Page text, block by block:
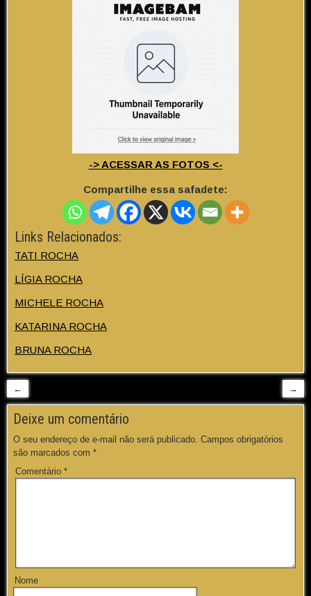
-> ACESSAR AS FOTOS <-
Compartilhe essa safadete:
Links Relacionados:
TATI ROCHA
LÍGIA ROCHA
MICHELE ROCHA
KATARINA ROCHA
BRUNA ROCHA
← →
Deixe um comentário
O seu endereço de e-mail não será publicado. Campos obrigatórios
são marcados com *
Comentário *
Nome